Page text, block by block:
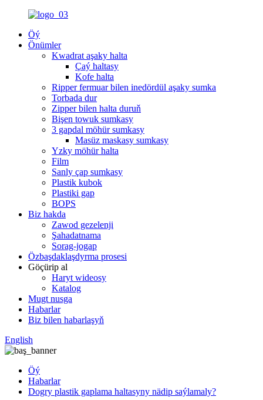
Öý
Önümler
Kwadrat aşaky halta
Çaý haltasy
Kofe halta
Ripper fermuar bilen inedördül aşaky sumka
Torbada dur
Zipper bilen halta duruň
Bişen towuk sumkasy
3 gapdal möhür sumkasy
Masüz maskasy sumkasy
Yzky möhür halta
Film
Sanly çap sumkasy
Plastik kubok
Plastiki gap
BOPS
Biz hakda
Zawod gezelenji
Şahadatnama
Sorag-jogap
Özbaşdaklaşdyrma prosesi
Göçürip al
Haryt wideosy
Katalog
Mugt nusga
Habarlar
Biz bilen habarlaşyň
English
Öý
Habarlar
Dogry plastik gaplama haltasyny nädip saýlamaly?